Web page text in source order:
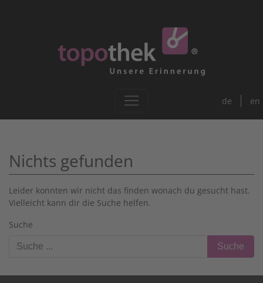
de en
Nichts gefunden
Leider konnten wir nicht das finden wonach du gesucht hast.
Vielleicht kann dir die Suche helfen.
Suche